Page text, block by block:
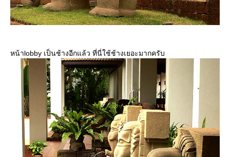
หน้าlobby เป็นช้างอีกแล้ว ที่นี่ใช้ช้างเยอะมากครับ